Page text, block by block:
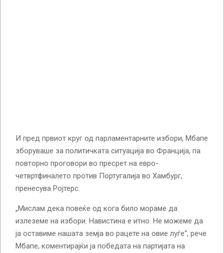
И пред првиот круг од парламентарните избори, Мбапе
зборуваше за политичката ситуација во Франција, па
повторно проговори во пресрет на евро-
четвртфиналето против Португалија во Хамбург,
пренесува Ројтерс.
„Мислам дека повеќе од кога било мораме да
излеземе на избори. Навистина е итно. Не можеме да
ја оставиме нашата земја во рацете на овие луѓе“, рече
Мбапе, коментирајќи ја победата на партијата на